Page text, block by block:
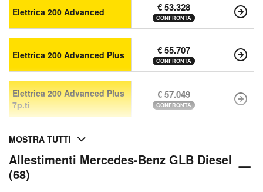
Elettrica 200 Advanced € 53.328
CONFRONTA
Elettrica 200 Advanced Plus € 55.707
CONFRONTA
Elettrica 200 Advanced Plus
7p.ti
€ 57.049
CONFRONTA
MOSTRA TUTTI
Allestimenti Mercedes-Benz GLB Diesel
(68)